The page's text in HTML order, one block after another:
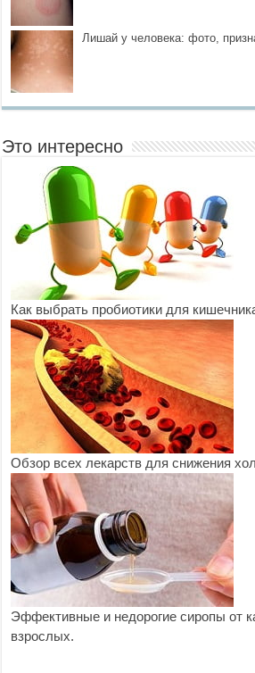
Лишай у человека: фото,
Это интересно
Как выбрать пробиотики для
Обзор всех лекарств для снижения
Эффективные и недорогие сиропы от
взрослых.